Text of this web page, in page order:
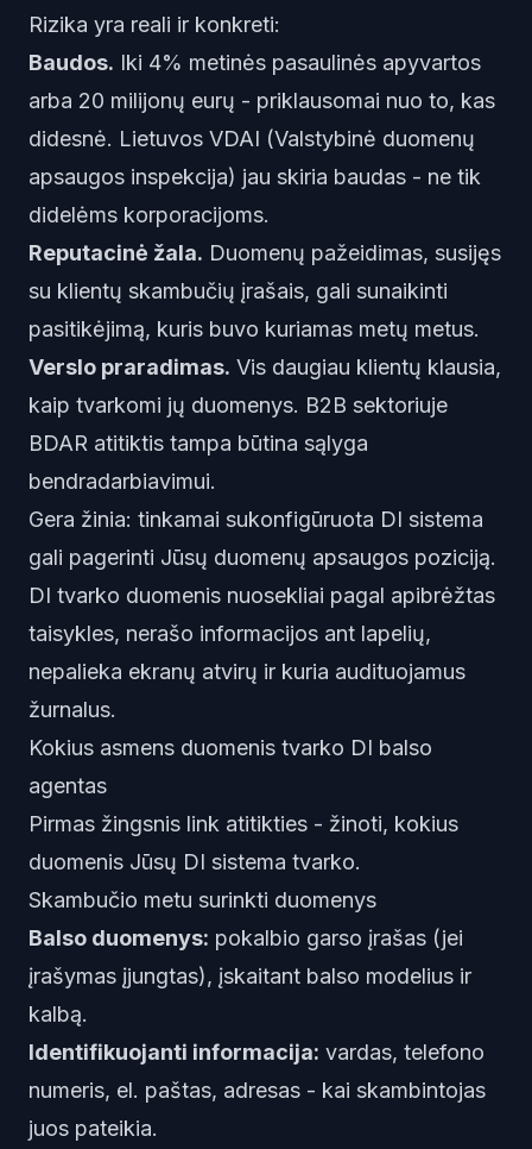
Rizika yra reali ir konkreti:
Baudos. Iki 4% metinės pasaulinės apyvartos
arba 20 milijonų eurų - priklausomai nuo to, kas
didesnė. Lietuvos VDAI (Valstybinė duomenų
apsaugos inspekcija) jau skiria baudas - ne tik
didelėms korporacijoms.
Reputacinė žala. Duomenų pažeidimas, susijęs
su klientų skambučių įrašais, gali sunaikinti
pasitikėjimą, kuris buvo kuriamas metų metus.
Verslo praradimas. Vis daugiau klientų klausia,
kaip tvarkomi jų duomenys. B2B sektoriuje
BDAR atitiktis tampa būtina sąlyga
bendradarbiavimui.
Gera žinia: tinkamai sukonfigūruota DI sistema
gali pagerinti Jūsų duomenų apsaugos poziciją.
DI tvarko duomenis nuosekliai pagal apibrėžtas
taisykles, nerašo informacijos ant lapelių,
nepalieka ekranų atvirų ir kuria audituojamus
žurnalus.
Kokius asmens duomenis tvarko DI balso
agentas
Pirmas žingsnis link atitikties - žinoti, kokius
duomenis Jūsų DI sistema tvarko.
Skambučio metu surinkti duomenys
Balso duomenys: pokalbio garso įrašas (jei
įrašymas įjungtas), įskaitant balso modelius ir
kalbą.
Identifikuojanti informacija: vardas, telefono
numeris, el. paštas, adresas - kai skambintojas
juos pateikia.